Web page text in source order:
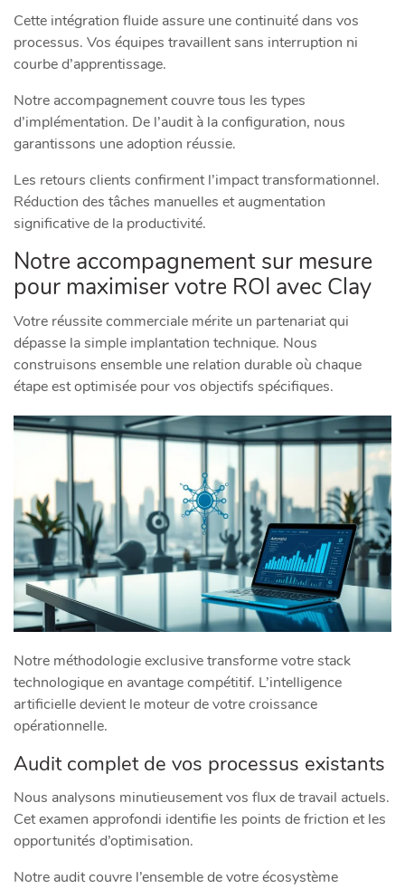
Cette intégration fluide assure une continuité dans vos
processus. Vos équipes travaillent sans interruption ni
courbe d’apprentissage.
Notre accompagnement couvre tous les types
d’implémentation. De l’audit à la configuration, nous
garantissons une adoption réussie.
Les retours clients confirment l’impact transformationnel.
Réduction des tâches manuelles et augmentation
significative de la productivité.
Notre accompagnement sur mesure
pour maximiser votre ROI avec Clay
Votre réussite commerciale mérite un partenariat qui
dépasse la simple implantation technique. Nous
construisons ensemble une relation durable où chaque
étape est optimisée pour vos objectifs spécifiques.
Notre méthodologie exclusive transforme votre stack
technologique en avantage compétitif. L’intelligence
artificielle devient le moteur de votre croissance
opérationnelle.
Audit complet de vos processus existants
Nous analysons minutieusement vos flux de travail actuels.
Cet examen approfondi identifie les points de friction et les
opportunités d’optimisation.
Notre audit couvre l’ensemble de votre écosystème